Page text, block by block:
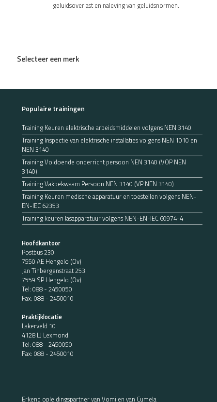
geluidsoverlast en naleving van geluidsnormen.
Selecteer een merk
Populaire trainingen
Training Keuren elektrische arbeidsmiddelen volgens NEN 3140
Training Inspectie van elektrische installaties volgens NEN 1010 en
NEN 3140
Training Voldoende onderricht persoon NEN 3140 (VOP NEN
3140)
Training Vakbekwaam Persoon NEN 3140 (VP NEN 3140)
Training Keuren medische apparatuur en toestellen volgens NEN-
EN-IEC 62353
Training keuren lasapparatuur volgens NEN-EN-IEC 60974-4
Hoofdkantoor
Postbus 230
7550 AE Hengelo (Ov)
Jan Tinbergenstraat 253
7559 SP Hengelo (Ov)
Tel: 088 - 2450050
Fax: 088 - 2450010
Praktijklocatie
Lakerveld 10
4128 LJ Lexmond
Tel: 088 - 2450050
Fax: 088 - 2450010
Erkend opleidingspartner van Vomi en van Cumela